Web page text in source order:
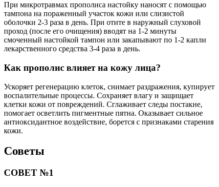
При микротравмах прополиса настойку наносят с помощью
тампона на пораженный участок кожи или слизистой
оболочки 2-3 раза в день. При отите в наружный слуховой
проход (после его очищения) вводят на 1-2 минуты
смоченный настойкой тампон или закапывают по 1-2 капли
лекарственного средства 3-4 раза в день.
Как прополис влияет на кожу лица?
Ускоряет регенерацию клеток, снимает раздражения, купирует
воспалительные процессы. Сохраняет влагу и защищает
клетки кожи от повреждений. Сглаживает следы постакне,
помогает осветлить пигментные пятна. Оказывает сильное
антиоксидантное воздействие, борется с признаками старения
кожи.
Советы
СОВЕТ №1